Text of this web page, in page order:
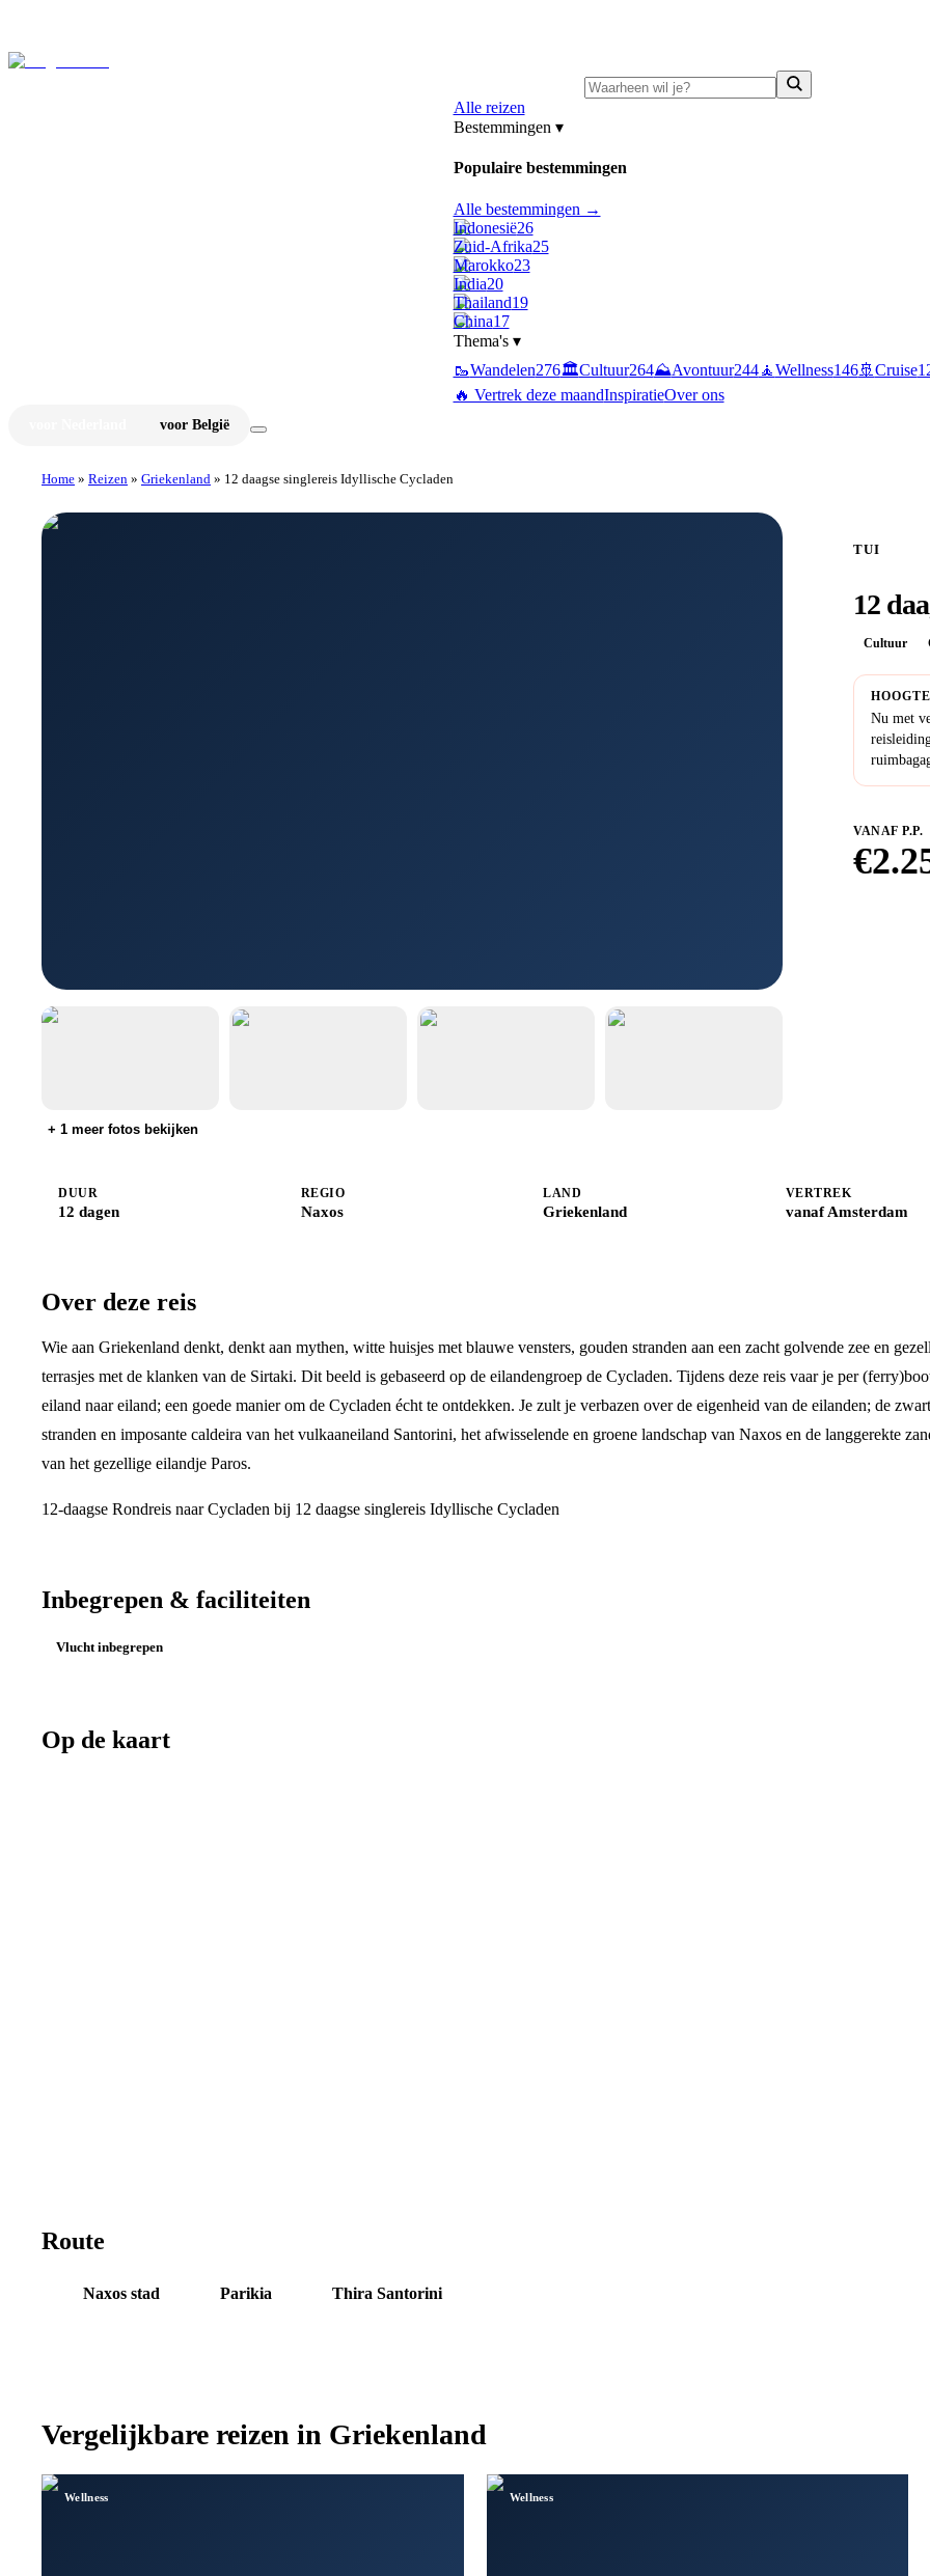
Alle reizen
Bestemmingen ▾
Populaire bestemmingen
Alle bestemmingen →
Indonesië26
Zuid-Afrika25
Marokko23
India20
Thailand19
China17
Thema's ▾
🥾Wandelen276🏛️Cultuur264⛰️Avontuur244🧘Wellness146🚢 Cruise
🔥 Vertrek deze maandInspiratieOver ons
voor België
Home » Reizen » Griekenland » 12 daagse singlereis Idyllische Cycladen
+ 1 meer fotos bekijken
TUI
12
Cultuur
Nu met
VANAF P.P.
€
DUUR
12 dagen
REGIO
Naxos
LAND
Griekenland
VERTREK
vanaf Amsterdam
Over deze reis
Wie aan Griekenland denkt, denkt aan mythen, witte huisjes met blauwe vensters, gouden stranden aan een zacht golvende zee en
terrasjes met de klanken van de Sirtaki. Dit beeld is gebaseerd op de eilandengroep de Cycladen. Tijdens deze reis vaar je per
eiland naar eiland; een goede manier om de Cycladen écht te ontdekken. Je zult je verbazen over de eigenheid van de eilanden; de
stranden en imposante caldeira van het vulkaaneiland Santorini, het afwisselende en groene landschap van Naxos en de langgerekte
van het gezellige eilandje Paros.
12-daagse Rondreis naar Cycladen bij 12 daagse singlereis Idyllische Cycladen
Inbegrepen & faciliteiten
Vlucht inbegrepen
Op de kaart
Route
Naxos stad Parikia Thira Santorini
Vergelijkbare reizen in Griekenland
Wellness Wellness